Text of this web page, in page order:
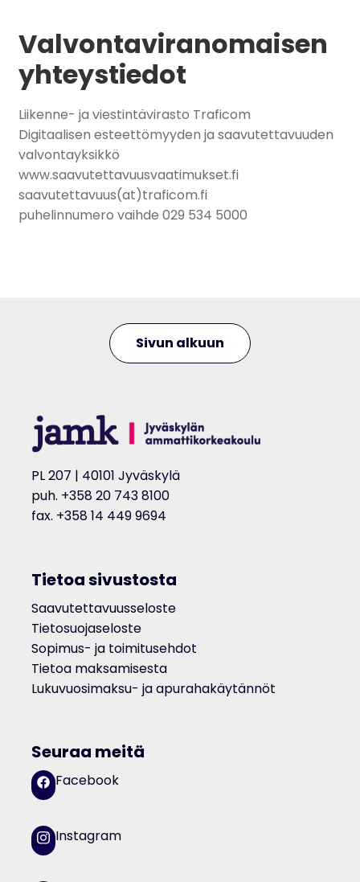
Valvontaviranomaisen
yhteystiedot
Liikenne- ja viestintävirasto Traficom
Digitaalisen esteettömyyden ja saavutettavuuden
valvontayksikkö
www.saavutettavuusvaatimukset.fi
saavutettavuus(at)traficom.fi
puhelinnumero vaihde 029 534 5000
Sivun alkuun
PL 207 | 40101 Jyväskylä
puh. +358 20 743 8100
fax. +358 14 449 9694
Tietoa sivustosta
Saavutettavuusseloste
Tietosuojaseloste
Sopimus- ja toimitusehdot
Tietoa maksamisesta
Lukuvuosimaksu- ja apurahakäytännöt
Seuraa meitä
Facebook
Instagram